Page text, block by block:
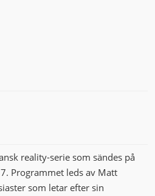
reality-serie som sändes på
Programmet leds av Matt
som letar efter sin